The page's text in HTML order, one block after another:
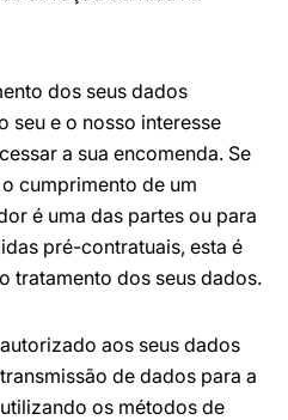
dos seus dados
seu e o nosso interesse
a sua encomenda. Se
cumprimento de um
é uma das partes ou para
pré-contratuais, esta é
tratamento dos seus dados.
aos seus dados
de dados para a
os métodos de